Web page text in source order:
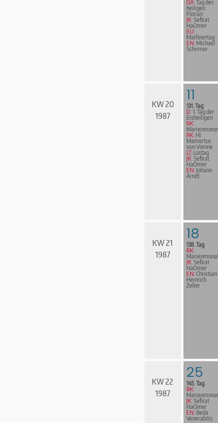
OA: Tag des
heiligen
Florian
JK: Sefirat
HaOmer
EU:
Maifeiertag
EN: Michael
Schirmer
KW 20
1987
11
131. Tag
D: 1. Tag der
Eisheiligen
RK:
RK: Hl.
Mamertus
von Vienne
LT: Lostag
JK: Sefirat
HaOmer
EN: Johann
Arndt
KW 21
1987
18
138. Tag
RK:
JK: Sefirat
HaOmer
EN: Christian
Heinrich
Zeller
KW 22
1987
25
145. Tag
RK:
JK: Sefirat
HaOmer
EN: Beda
Venerabilis